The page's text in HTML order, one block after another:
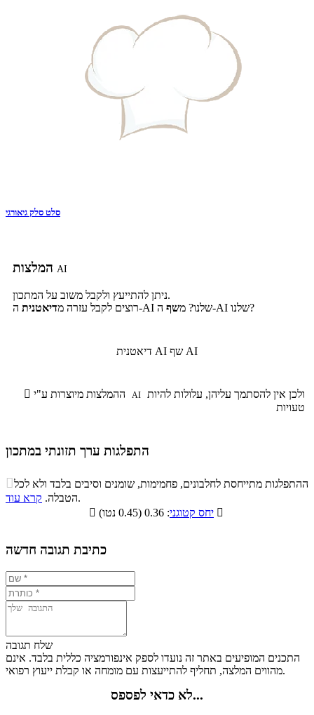
סלט סלק גיאורגי
AI
ניתן להתייעץ ולקבל משוב על המתכון.
רוצים לקבל עזרה מדיאטנית ה-AI שלנו? משף ה-AI שלנו?
דיאטנית AI שף AI
 AI
טעויות
התפלגות ערך תזונתי במתכון
התפלגות ערך תזונתי במתכון
סיבים
תזונתיים
שומנים חלבונים
8.3%
ההתפלגות מתייחסת לחלבונים, פחמימות, שומנים וסיבים בלבד ולא לכל
הטבלה. קרא עוד
.

יחס קטוגני 
כתיבת תגובה חדשה
שלח תגובה
התכנים המופיעים באתר זה נועדו לספק אינפורמציה כללית בלבד. אינם
מהווים המלצה, תחליף להתייעצות עם מומחה או קבלת ייעוץ רפואי.
לא כדאי לפספס...